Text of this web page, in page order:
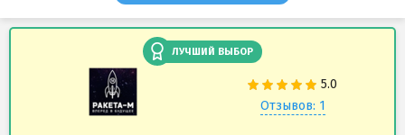
ЛУЧШИЙ ВЫБОР
Отзывов: 1